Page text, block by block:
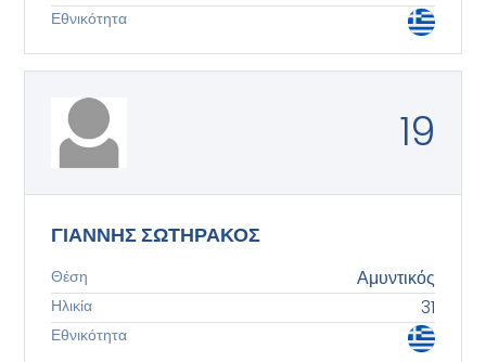
Εθνικότητα
19
ΓΙΑΝΝΗΣ ΣΩΤΗΡΑΚΟΣ
Θέση Αμυντικός
Ηλικία 31
Εθνικότητα